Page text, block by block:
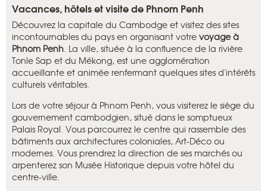
Vacances, hôtels et visite de Phnom Penh
Découvrez la capitale du Cambodge et visitez des sites
incontournables du pays en organisant votre voyage à
Phnom Penh. La ville, située à la confluence de la rivière
Tonle Sap et du Mékong, est une agglomération
accueillante et animée renfermant quelques sites d'intérêts
culturels véritables.
Lors de votre séjour à Phnom Penh, vous visiterez le siège du
gouvernement cambodgien, situé dans le somptueux
Palais Royal. Vous parcourrez le centre qui rassemble des
bâtiments aux architectures coloniales, Art-Déco ou
modernes. Vous prendrez la direction de ses marchés ou
arpenterez son Musée Historique depuis votre hôtel du
centre-ville.